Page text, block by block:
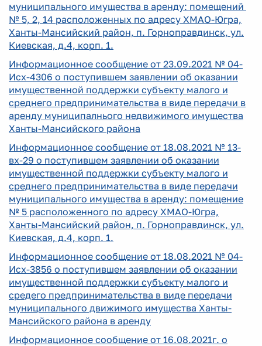
муниципального имущества в аренду: помещений
№ 5, 2, 14 расположенных по адресу ХМАО-Югра,
Ханты-Мансийский район, п. Горноправдинск, ул.
Киевская, д.4, корп. 1.
Информационное сообщение от 23.09.2021 № 04-
Исх-4306 о поступившем заявлении об оказании
имущественной поддержки субъекту малого и
среднего предпринимательства в виде передачи в
аренду муниципалнього недвижимого имущества
Ханты-Мансийского района
Информационное сообщение от 18.08.2021 № 13-
вх-29 о поступившем заявлении об оказании
имущественной поддержки субъекту малого и
среднего предпринимательства в виде передачи
муниципального имущества в аренду: помещение
№ 5 расположенного по адресу ХМАО-Югра,
Ханты-Мансийский район, п. Горноправдинск, ул.
Киевская, д.4, корп. 1.
Информационное сообщение от 18.08.2021 № 04-
Исх-3856 о поступившем заявлении об оказании
имущественной поддержки субъекту малого и
средего предпринимательства в виде передачи
муниципального движимого имущества Ханты-
Мансийского района в аренду
Информационное сообщение от 16.08.2021г. о